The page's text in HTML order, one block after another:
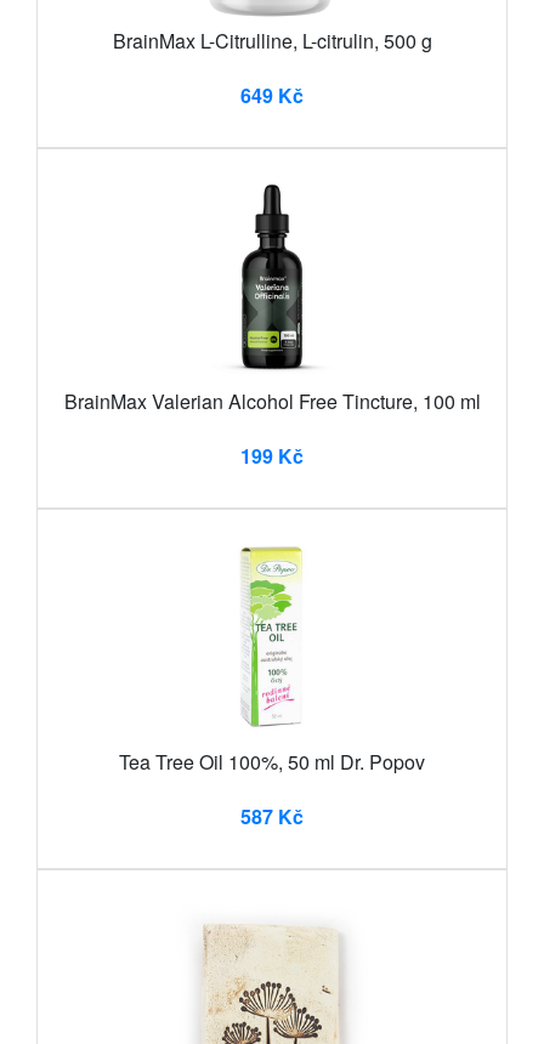
BrainMax L-Citrulline, L-citrulin, 500 g
649 Kč
BrainMax Valerian Alcohol Free Tincture, 100 ml
199 Kč
Tea Tree Oil 100%, 50 ml Dr. Popov
587 Kč